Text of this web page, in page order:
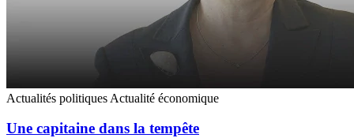
Actualités politiques Actualité économique
Une capitaine dans la tempête